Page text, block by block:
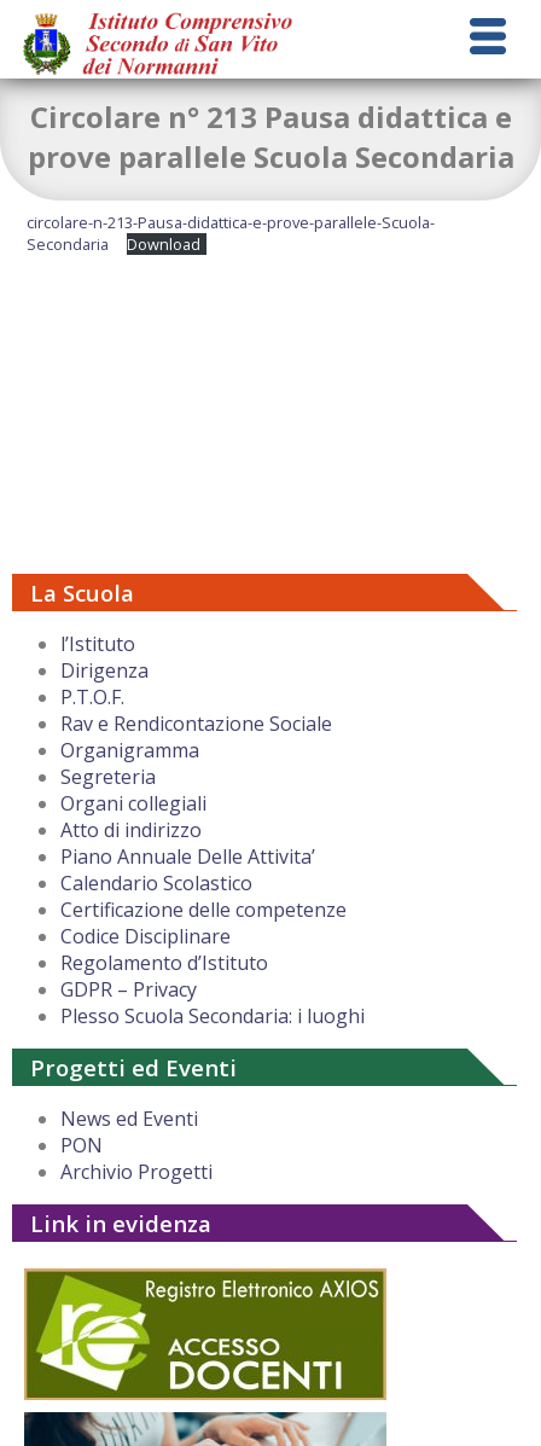
La Scuola
l’Istituto
Dirigenza
P.T.O.F.
Rav e Rendicontazione Sociale
Organigramma
Segreteria
Organi collegiali
Atto di indirizzo
Piano Annuale Delle Attivita’
Calendario Scolastico
Certificazione delle competenze
Codice Disciplinare
Regolamento d’Istituto
GDPR – Privacy
Plesso Scuola Secondaria: i luoghi
Progetti ed Eventi
News ed Eventi
PON
Archivio Progetti
Link in evidenza
Circolare n° 213 Pausa didattica e
prove parallele Scuola Secondaria
circolare-n-213-Pausa-didattica-e-prove-parallele-Scuola-
Secondaria
Download